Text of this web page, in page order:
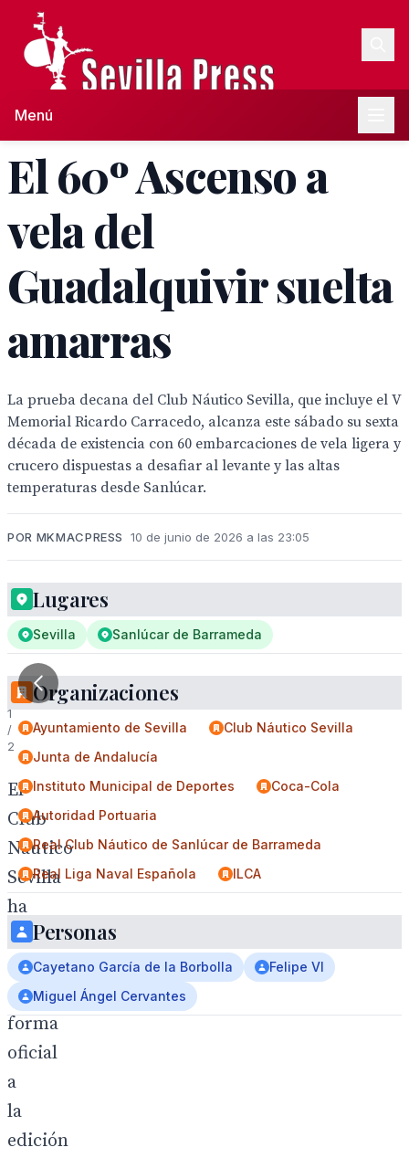
Menú
El 60º Ascenso a
vela del
Guadalquivir suelta
amarras
La prueba decana del Club Náutico Sevilla, que incluye el V
Memorial Ricardo Carracedo, alcanza este sábado su sexta
década de existencia con 60 embarcaciones de vela ligera y
crucero dispuestas a desafiar al levante y las altas
temperaturas desde Sanlúcar.
POR MKMACPRESS 10 de junio de 2026 a las 23:05
1
/
2
El
Club
Náutico
Sevilla
ha
soltado
amarras
de
forma
oficial
a
la
edición
Lugares
Sevilla Sanlúcar de Barrameda
Organizaciones
Ayuntamiento de Sevilla
Club Náutico Sevilla
Junta de Andalucía
Instituto Municipal de Deportes
Coca-Cola
Autoridad Portuaria
Real Club Náutico de Sanlúcar de Barrameda
Real Liga Naval Española
ILCA
Personas
Cayetano García de la Borbolla
Felipe VI
Miguel Ángel Cervantes